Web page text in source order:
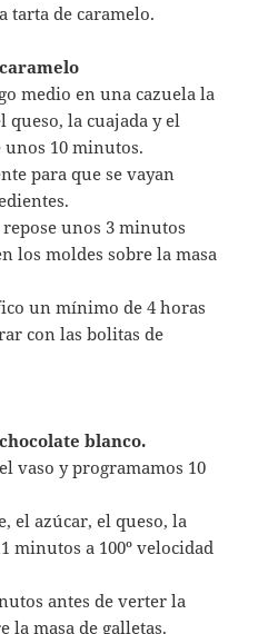
tarta de caramelo.
medio en una cazuela la
queso, la cuajada y el
10 minutos.
para que se vayan
unos 3 minutos
los moldes sobre la masa
un mínimo de 4 horas
con las bolitas de
blanco.
vaso y programamos 10
el azúcar, el queso, la
minutos a 100º velocidad
antes de verter la
la masa de galletas.